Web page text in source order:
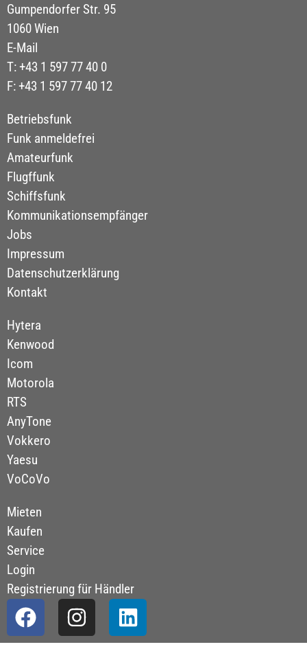
Gumpendorfer Str. 95
1060 Wien
E-Mail
T: +43 1 597 77 40 0
F: +43 1 597 77 40 12
Betriebsfunk
Funk anmeldefrei
Amateurfunk
Flugffunk
Schiffsfunk
Kommunikationsempfänger
Jobs
Impressum
Datenschutzerklärung
Kontakt
Hytera
Kenwood
Icom
Motorola
RTS
AnyTone
Vokkero
Yaesu
VoCoVo
Mieten
Kaufen
Service
Login
Registrierung für Händler